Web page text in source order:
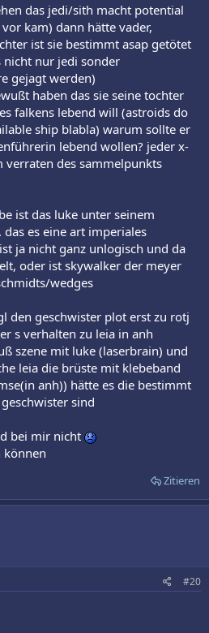
das jedi/sith macht potential
kam) dann hätte vader,
ist sie bestimmt asap getötet
nur jedi sonder
gejagt werden)
haben das sie seine tochter
falkens lebend will (astroids do
ship blabla) warum sollte er
lebend wollen? jeder x-
des sammelpunkts
ist das luke unter seinem
es eine art imperiales
ja nicht ganz unlogisch und da
oder ist skywalker der meyer
wedges
den geschwister plot erst zu rotj
s verhalten zu leia in anh
szene mit luke (laserbrain) und
leia die brüste mit klebeband
anh)) hätte es die bestimmt
sind
bei mir nicht
können
Zitieren
#20